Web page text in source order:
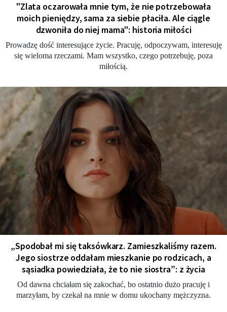
"Zlata oczarowała mnie tym, że nie potrzebowała
moich pieniędzy, sama za siebie płaciła. Ale ciągle
dzwoniła do niej mama": historia miłości
Prowadzę dość interesujące życie. Pracuję, odpoczywam, interesuję
się wieloma rzeczami. Mam wszystko, czego potrzebuję, poza
miłością.
„Spodobał mi się taksówkarz. Zamieszkaliśmy razem.
Jego siostrze oddałam mieszkanie po rodzicach, a
sąsiadka powiedziała, że to nie siostra”: z życia
Od dawna chciałam się zakochać, bo ostatnio dużo pracuję i
marzyłam, by czekał na mnie w domu ukochany mężczyzna.